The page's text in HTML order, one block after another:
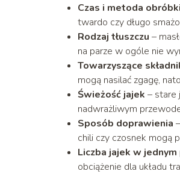
Czas i metoda
twardo czy długo
Rodzaj tłuszczu –
na parze w ogóle nie
Towarzyszące
mogą nasilać zgagę,
Świeżość jajek – stare
nadwrażliwym
Sposób doprawienia
chili czy czosnek mogą
Liczba jajek w jednym
obciążenie dla układu